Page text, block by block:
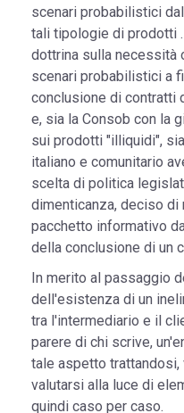
scenari probabilistici
tali tipologie di prodotti
dottrina sulla necessità
scenari probabilistici a
conclusione di contratti
e, sia la Consob con la
sui prodotti "illiquidi",
italiano e comunitario
scelta di politica
dimenticanza, deciso di
pacchetto informativo
della conclusione di un
In merito al passaggio
dell'esistenza di un
tra l'intermediario e il
parere di chi scrive,
tale aspetto
valutarsi alla luce di
quindi caso per caso.